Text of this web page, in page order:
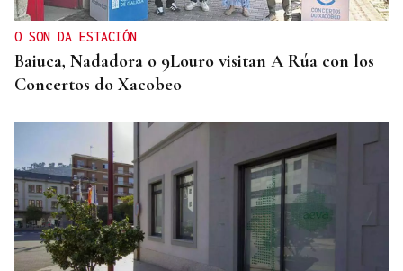
O SON DA ESTACIÓN
Baiuca, Nadadora o 9Louro visitan A Rúa con los
Concertos do Xacobeo